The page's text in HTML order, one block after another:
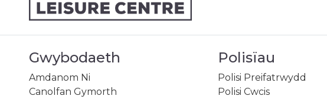
Gwybodaeth
Amdanom Ni
Canolfan Gymorth
Polisïau
Polisi Preifatrwydd
Polisi Cwcis